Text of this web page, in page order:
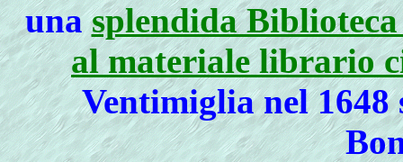
unasplendida
al materiale librario
Ventimiglia nel 1648